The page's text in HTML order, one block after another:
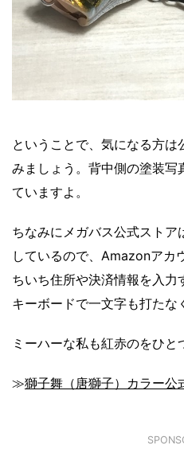
ということで、気になる方
みましょう。背中側の塗装写
ていますよ。
ちなみにメガバス公式スト
しているので、Amazonアカ
ちいち住所や決済情報を入力
キーボードで一文字も打たな
ミーハーな私も紅赤のをひと
≫獅子舞（唐獅子）カラー公